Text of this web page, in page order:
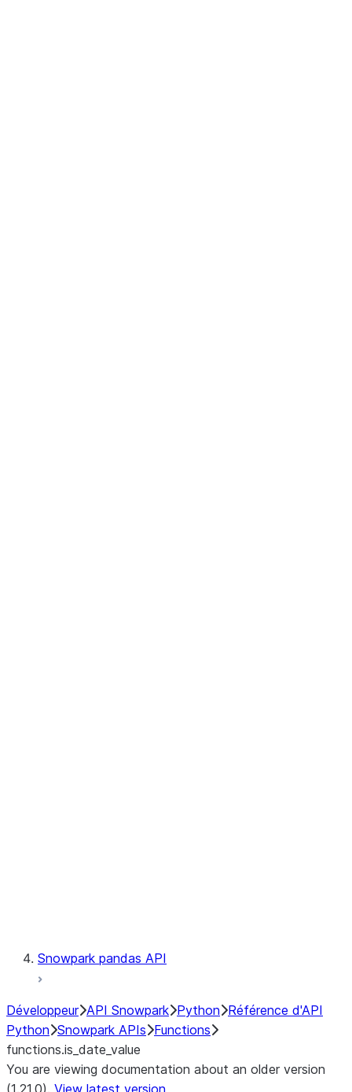
Snowpark pandas API
Développeur API Snowpark Python Référence d'API
Python Snowpark APIs Functions
functions.is_date_value
You are viewing documentation about an older version
(1.21.0). View latest version